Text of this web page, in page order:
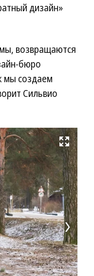
дизайн»
возвращаются
бюро
мы создаем
Сильвио
Развернуть на весь экран